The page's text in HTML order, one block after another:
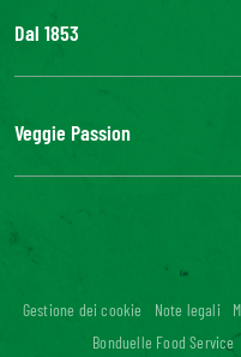
Dal 1853
Il Gruppo
La nostra filiera
Lavora con noi
Veggie Passion
l'ABC delle verdure
Riciblog
Accessibilità digitale: non
Gestione dei cookie Note legali
Bonduelle Food Service